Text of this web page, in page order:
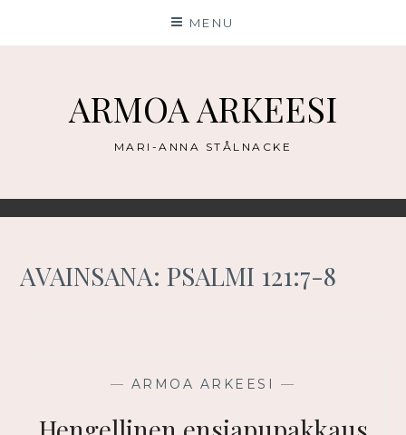
MENU
ARMOA ARKEESI
MARI-ANNA STÅLNACKE
AVAINSANA:PSALMI 121:7-8
— ARMOA ARKEESI —